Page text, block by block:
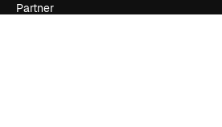
Partner